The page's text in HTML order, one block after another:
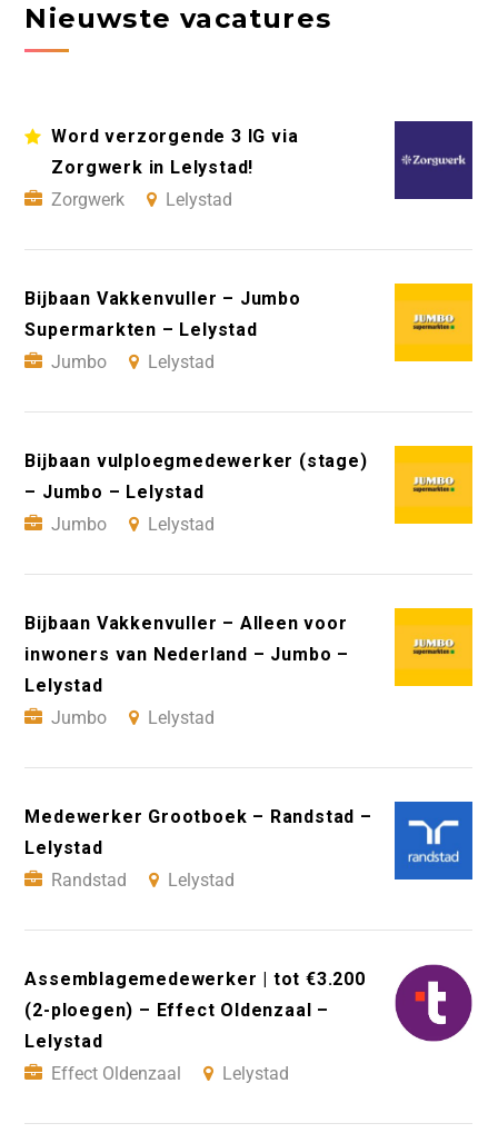
Nieuwste vacatures
Word verzorgende 3 IG via
Zorgwerk in Lelystad!
Zorgwerk
Lelystad
Bijbaan Vakkenvuller – Jumbo
Supermarkten – Lelystad
Jumbo
Lelystad
Bijbaan vulploegmedewerker (stage)
– Jumbo – Lelystad
Jumbo
Lelystad
Bijbaan Vakkenvuller – Alleen voor
inwoners van Nederland – Jumbo –
Lelystad
Jumbo
Lelystad
Medewerker Grootboek – Randstad –
Lelystad
Randstad
Lelystad
Assemblagemedewerker | tot €3.200
(2-ploegen) – Effect Oldenzaal –
Lelystad
Effect Oldenzaal
Lelystad